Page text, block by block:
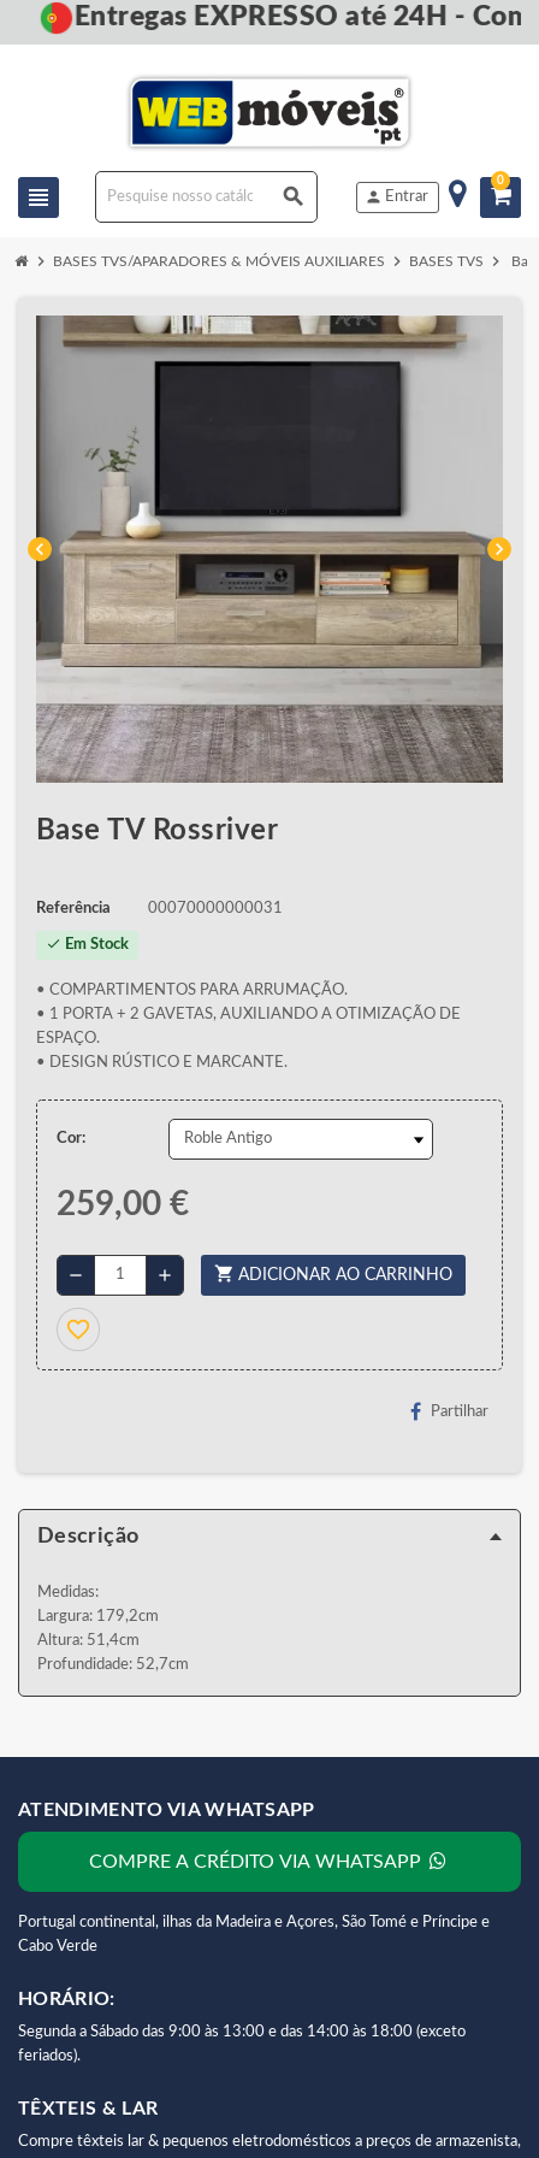
Entregas EXPRESSO até 24H -
view_headline search person Entrar
0
chevron_right BASES TVS/APARADORES & MÓVEIS AUXILIARES chevron_right BASES TVS chevron_right
chevron_left chevron_right
Base TV Rossriver
Referência 00070000000031
check Em Stock
• COMPARTIMENTOS PARA ARRUMAÇÃO.
• 1 PORTA + 2 GAVETAS, AUXILIANDO A OTIMIZAÇÃO DE
ESPAÇO.
• DESIGN RÚSTICO E MARCANTE.
Cor:
259,00 €
remove add shopping_cart ADICIONAR AO CARRINHO
favorite_border
Partilhar
Descrição
Medidas:
Largura: 179,2cm
Altura: 51,4cm
Profundidade: 52,7cm
ATENDIMENTO VIA WHATSAPP
COMPRE A CRÉDITO VIA WHATSAPP
Portugal continental, ilhas da Madeira e Açores, São Tomé e Príncipe e
Cabo Verde
HORÁRIO:
Segunda a Sábado das 9:00 às 13:00 e das 14:00 às 18:00 (exceto
feriados).
TÊXTEIS & LAR
Compre têxteis lar & pequenos eletrodomésticos a preços de armazenista,